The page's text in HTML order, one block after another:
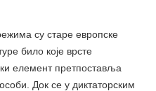
су старе европске
било које врсте
елемент претпоставља
Док се у диктаторским